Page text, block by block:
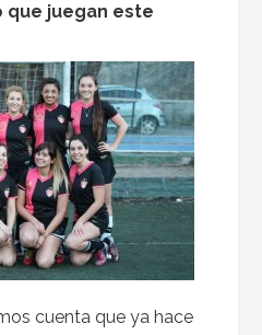
que juegan este
cuenta que ya hace